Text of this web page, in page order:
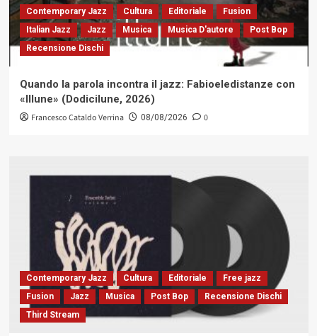
Contemporary Jazz Cultura Editoriale
Fusion
Italian Jazz
Jazz Musica Musica D'autore
Post Bop
Recensione Dischi
Quando la parola incontra il jazz: Fabioeledistanze con
«Illune» (Dodicilune, 2026)
Francesco Cataldo Verrina 08/08/2026 0
Contemporary Jazz Cultura Editoriale
Free jazz
Fusion
Jazz Musica Post Bop
Recensione Dischi
Third Stream